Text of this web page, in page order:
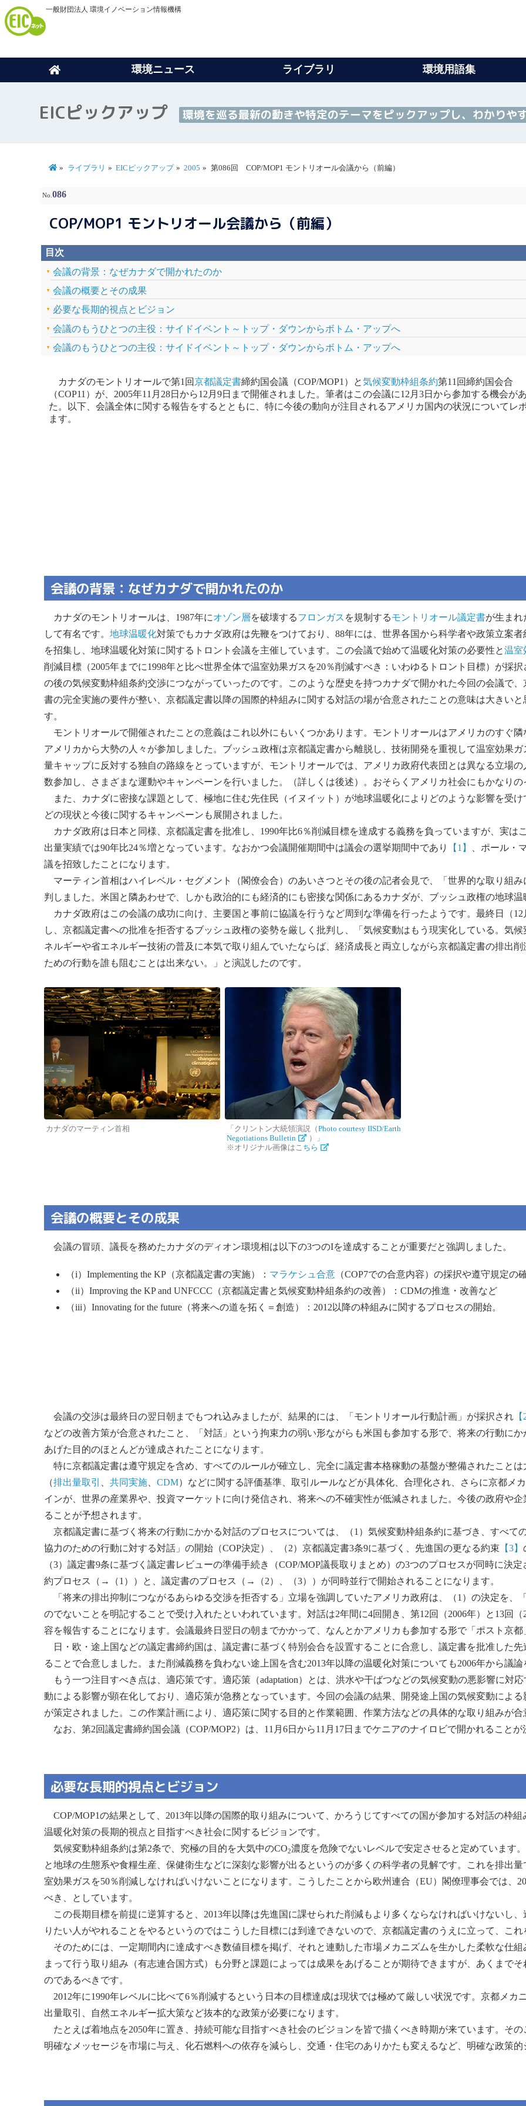
一般財団法人 環境イノベーション情報機構
環境ニュース ライブラリ 環境用語集
EICピックアップ 環境を巡る最新の動きや特定のテーマをピックアップし、わかりや
ライブラリ EICピックアップ 2005 第086回 COP/MOP1 モントリオール会議から（前編）
No. 086
COP/MOP1 モントリオール会議から（前編）
目次
会議の背景：なぜカナダで開かれたのか
会議の概要とその成果
必要な長期的視点とビジョン
会議のもうひとつの主役：サイドイベント～トップ・ダウンからボトム・アップへ
会議のもうひとつの主役：サイドイベント～トップ・ダウンからボトム・アップへ
カナダのモントリオールで第1回京都議定書締約国会議（COP/MOP1）と気候変動枠組条約第11回締約国会合
（COP11）が、2005年11月28日から12月9日まで開催されました。筆者はこの会議に12月3日から参加する機会が
た。以下、会議全体に関する報告をするとともに、特に今後の動向が注目されるアメリカ国内の状況についてレ
ます。
会議の背景：なぜカナダで開かれたのか
カナダのモントリオールは、1987年にオゾン層を破壊するフロンガス を規制するモントリオール議定書が生まれ
して有名です。地球温暖化対策でもカナダ政府は先鞭をつけており、88年には、世界各国から科学者や政策立案者
を招集し、地球温暖化対策に関するトロント会議を主催しています。この会議で始めて温暖化対策の必要性と温室
削減目標（2005年までに1998年と比べ世界全体で温室効果ガスを20％削減すべき：いわゆるトロント目標）が採択
の後の気候変動枠組条約交渉につながっていったのです。このような歴史を持つカナダで開かれた今回の会議で、
書の完全実施の要件が整い、京都議定書以降の国際的枠組みに関する対話の場が合意されたことの意味は大きいと
す。
モントリオールで開催されたことの意義はこれ以外にもいくつかあります。モントリオールはアメリカのすぐ隣
アメリカから大勢の人々が参加しました。ブッシュ政権は京都議定書から離脱し、技術開発を重視して温室効果ガ
量キャップに反対する独自の路線をとっていますが、モントリオールでは、アメリカ政府代表団とは異なる立場の
数参加し、さまざまな運動やキャンペーンを行いました。（詳しくは後述）。おそらくアメリカ社会にもかなり
また、カナダに密接な課題として、極地に住む先住民（イヌイット）が地球温暖化によりどのような影響を受
どの現状と今後に関するキャンペーンも展開されました。
カナダ政府は日本と同様、京都議定書を批准し、1990年比6％削減目標を達成する義務を負っていますが、実は
出量実績では90年比24％増となっています。なおかつ会議開催期間中は議会の選挙期間中であり
【1】
、ポール・
議を招致したことになります。
マーティン首相はハイレベル・セグメント（閣僚会合）のあいさつとその後の記者会見で、「世界的な取り組
判しました。米国と隣あわせで、しかも政治的にも経済的にも密接な関係にあるカナダが、ブッシュ政権の地球
カナダ政府はこの会議の成功に向け、主要国と事前に協議を行うなど周到な準備を行ったようです。最終日（
し、京都議定書への批准を拒否するブッシュ政権の姿勢を厳しく批判し、「気候変動はもう現実化している。気
ネルギーや省エネルギー技術の普及に本気で取り組んでいたならば、経済成長と両立しながら京都議定書の排出
ための行動を誰も阻むことは出来ない。」と演説したのです。
カナダのマーティン首相 「クリントン大統領演説（Photo courtesy IISD/Earth
Negotiations Bulletin
）」
※オリジナル画像はこちら
会議の概要とその成果
会議の冒頭、議長を務めたカナダのディオン環境相は以下の3つのIを達成することが重要だと強調しました。
（i）Implementing the KP（京都議定書の実施）： マラケシュ合意 （COP7での合意内容）の採択や遵守規定の
（ii）Improving the KP and UNFCCC（京都議定書と気候変動枠組条約の改善）：CDMの推進・改善など
（iii）Innovating for the future（将来への道を拓く＝創造）：2012以降の枠組みに関するプロセスの開始。
会議の交渉は最終日の翌日朝までもつれ込みましたが、結果的には、「モントリオール行動計画」が採択され
などの改善方策が合意されたこと、「対話」という拘束力の弱い形ながらも米国も参加する形で、将来の行動に
あげた目的のほとんどが達成されたことになります。
特に京都議定書は遵守規定を含め、すべてのルールが確立し、完全に議定書本格稼動の基盤が整備されたこと
（排出量取引 、共同実施 、CDM）などに関する評価基準、取引ルールなどが具体化、合理化され、さらに京都メ
インが、世界の産業界や、投資マーケットに向け発信され、将来への不確実性が低減されました。今後の政府や
ることが予想されます。
京都議定書に基づく将来の行動にかかる対話のプロセスについては、（1）気候変動枠組条約に基づき、すべて
協力のための行動に対する対話」の開始（COP決定）、（2）京都議定書3条9に基づく、先進国の更なる約束 【3】
（3）議定書9条に基づく議定書レビューの準備手続き（COP/MOP議長取りまとめ）の3つのプロセスが同時に決
約プロセス（→（1））と、議定書のプロセス（→（2）、（3））が同時並行で開始されることになります。
「将来の排出抑制につながるあらゆる交渉を拒否する」立場を強調していたアメリカ政府は、（1）の決定を、
のでないことを明記することで受け入れたといわれています。対話は2年間に4回開き、第12回（2006年）と13回
容を報告することになります。会議最終日翌日の朝までかかって、なんとかアメリカも参加する形で「ポスト京
日・欧・途上国などの議定書締約国は、議定書に基づく特別会合を設置することに合意し、議定書を批准した
ることで合意しました。また削減義務を負わない途上国を含む2013年以降の温暖化対策についても2006年から議
もう一つ注目すべき点は、適応策です。適応策（adaptation）とは、洪水や干ばつなどの気候変動の悪影響に対
動による影響が顕在化しており、適応策が急務となっています。今回の会議の結果、開発途上国の気候変動によ
が策定されました。この作業計画により、適応策に関する目的と作業範囲、作業方法などの具体的な取り組みが
なお、第2回議定書締約国会議（COP/MOP2）は、11月6日から11月17日までケニアのナイロビで開かれること
必要な長期的視点とビジョン
COP/MOP1の結果として、2013年以降の国際的取り組みについて、かろうじてすべての国が参加する対話の枠
温暖化対策の長期的視点と目指すべき社会に関するビジョンです。
気候変動枠組条約は第2条で、究極の目的を大気中のCO2濃度を危険でないレベルで安定させると定めています
と地球の生態系や食糧生産、保健衛生などに深刻な影響が出るというのが多くの科学者の見解です。これを排出
室効果ガスを50％削減しなければいけないことになります。こうしたことから欧州連合（EU）閣僚理事会では、
べき、としています。
この長期目標を前提に逆算すると、2013年以降は先進国に課せられた削減もより多くならなければいけないし
りたい人がやれることをやるというのではこうした目標には到達できないので、京都議定書のうえに立って、こ
そのためには、一定期間内に達成すべき数値目標を掲げ、それと連動した市場メカニズムを生かした柔軟な仕
まって行う取り組み（有志連合国方式）も分野と課題によっては成果をあげることが期待できますが、あくまで
のであるべきです。
2012年に1990年レベルに比べて6％削減するという日本の目標達成は現状では極めて厳しい状況です。京都メカ
出量取引、自然エネルギー拡大策など抜本的な政策が必要になります。
たとえば着地点を2050年に置き、持続可能な目指すべき社会のビジョンを皆で描くべき時期が来ています。そ
明確なメッセージを市場に与え、化石燃料への依存を減らし、交通・住宅のありかたも変えるなど、明確な政策